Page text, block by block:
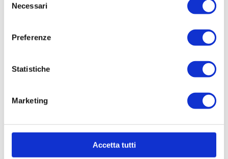
delNecessari
Preferenze
Statistiche
Marketing
Accetta tutti